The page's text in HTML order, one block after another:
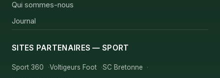
Qui sommes-nous
Journal
SITES PARTENAIRES — SPORT
Sport 360 Voltigeurs Foot
SC Bretonne